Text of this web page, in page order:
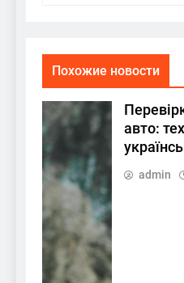
Похожие новости
авто:
admin